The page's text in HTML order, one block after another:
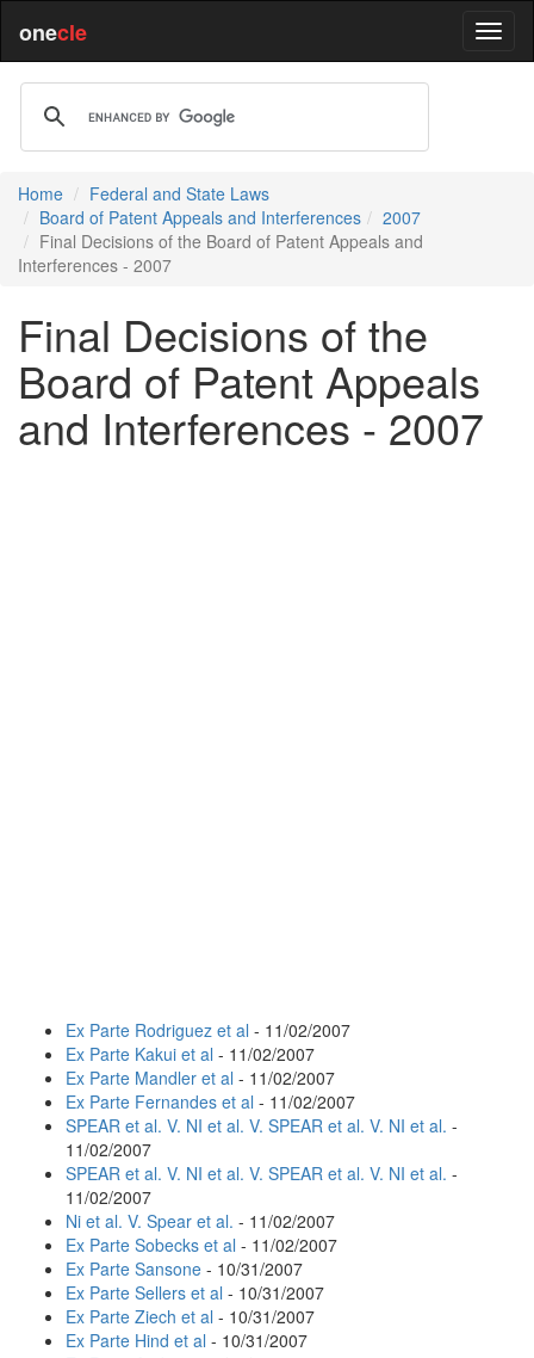
onecle
Home
Federal and State Laws
Board of Patent Appeals and Interferences
2007
Final Decisions of the Board of Patent Appeals and
Interferences - 2007
Final Decisions of the
Board of Patent Appeals
and Interferences - 2007
Ex Parte Rodriguez et al - 11/02/2007
Ex Parte Kakui et al - 11/02/2007
Ex Parte Mandler et al - 11/02/2007
Ex Parte Fernandes et al - 11/02/2007
SPEAR et al. V. NI et al. V. SPEAR et al. V. NI et al. -
11/02/2007
SPEAR et al. V. NI et al. V. SPEAR et al. V. NI et al. -
11/02/2007
Ni et al. V. Spear et al. - 11/02/2007
Ex Parte Sobecks et al - 11/02/2007
Ex Parte Sansone - 10/31/2007
Ex Parte Sellers et al - 10/31/2007
Ex Parte Ziech et al - 10/31/2007
Ex Parte Hind et al - 10/31/2007